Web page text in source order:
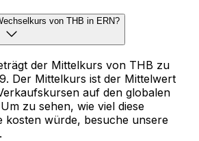
von THB in ERN?
der Mittelkurs von THB zu
Der Mittelkurs ist der Mittelwert
auf den globalen
zu sehen, wie viel diese
kosten würde, besuche unsere
.